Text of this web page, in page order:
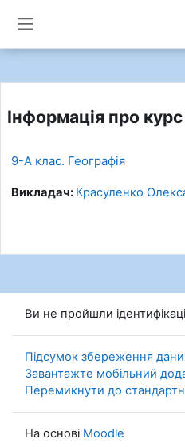
Інформація про курс
9-А клас. Географія
Викладач: Красуленко
Ви не пройшли
Підсумок збереження
Завантажте мобільний
Перемикнути до
На основі Moodle